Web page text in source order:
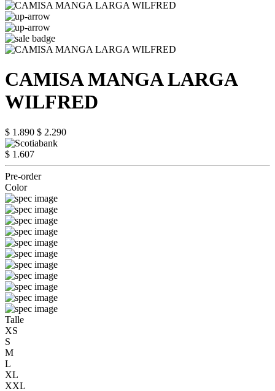
CAMISA MANGA LARGA
WILFRED
$ 1.890 $ 2.290
$ 1.607
Pre-order
Color
Talle
XS
S
M
L
XL
XXL